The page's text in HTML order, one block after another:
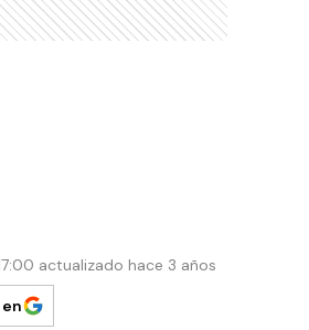
actualizado hace 3 años